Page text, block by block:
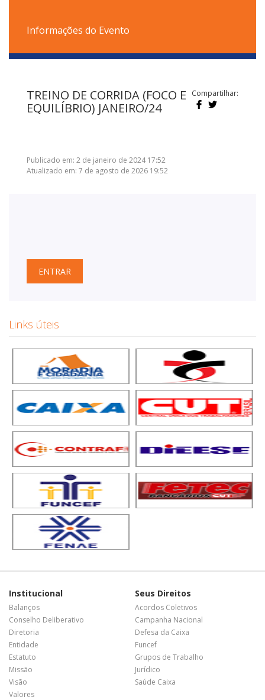
Informações do Evento
TREINO DE CORRIDA (FOCO E
EQUILÍBRIO) JANEIRO/24
Compartilhar:
Publicado em: 2 de janeiro de 2024 17:52
Atualizado em: 7 de agosto de 2026 19:52
ENTRAR
Links úteis
Institucional
Balanços
Conselho Deliberativo
Diretoria
Entidade
Estatuto
Missão
Visão
Valores
Seus Direitos
Acordos Coletivos
Campanha Nacional
Defesa da Caixa
Funcef
Grupos de Trabalho
Jurídico
Saúde Caixa